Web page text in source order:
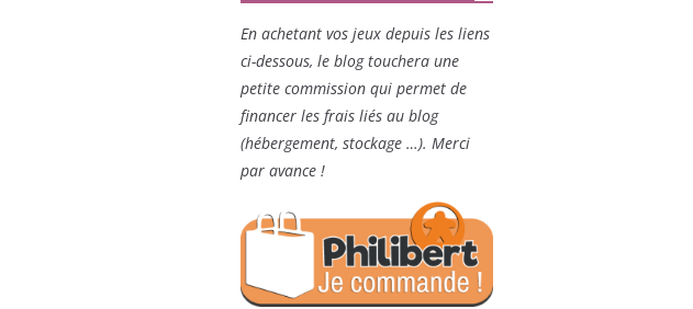
En achetant vos jeux depuis les liens
ci-dessous, le blog touchera une
petite commission qui permet de
financer les frais liés au blog
(hébergement, stockage …). Merci
par avance !